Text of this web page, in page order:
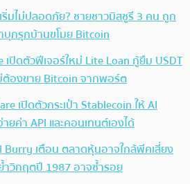
ริ่มไม่ปลอดภัย? ชายชาวมิสซูรี 3 คน ถูก
กรุกบ้านขโมย Bitcoin
เปิดตัวฟีเจอร์ใหม่ Lite Loan กู้ยืม USDT
ต้องขาย Bitcoin จากพอร์ต
เปิดตัวกระเป๋า Stablecoin ให้ AI
ยค่า API และคอนเทนต์เองได้
Burry เตือน ตลาดหุ้นอาจใกล้พีคเสี่ยง
ำวิกฤตปี 1987 อาจซ้ำรอย